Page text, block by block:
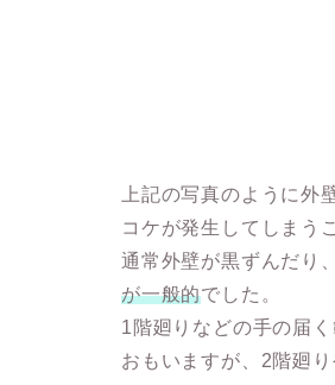
上記の写真のように
コケが発生してしまう
通常外壁が黒ずんだり
が一般的でした。
1階廻りなどの手の届
おもいますが、2階廻